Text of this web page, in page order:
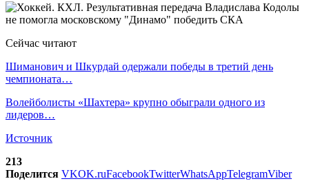
Сейчас читают
Шиманович и Шкурдай одержали победы в третий день
чемпионата…
Волейболисты «Шахтера» крупно обыграли одного из
лидеров…
Источник
213
Поделится VKOK.ruFacebookTwitterWhatsAppTelegramViber